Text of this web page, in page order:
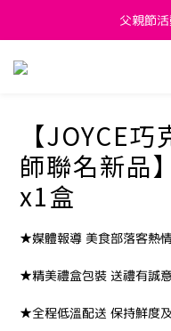
新會
父親節
新
【JOYCE
師聯名新品
x1盒
★媒體報導 美食部落客熱
★精美禮盒包裝 送禮有誠意
★全程低溫配送 保持鮮度